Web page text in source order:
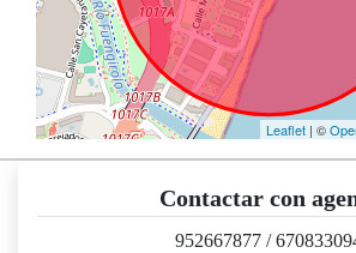
Leaflet | ©
Contactar con
952667877 /